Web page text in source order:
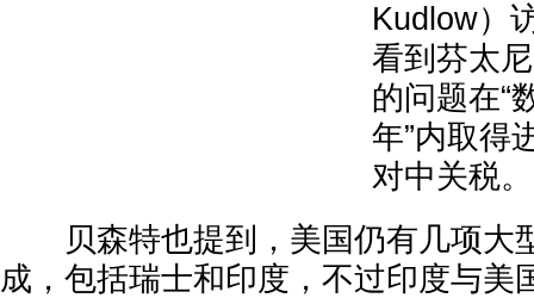
Kudlow）
看到芬太
的问题在“
年”内取得
对中关税。
贝森特也提到，美国仍有几项大
成，包括瑞士和印度，不过印度与美